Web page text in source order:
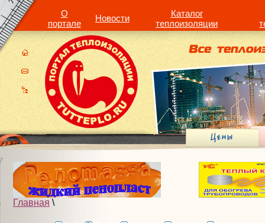
О
портале
Новости
Каталог
теплоизоляции
Главная \